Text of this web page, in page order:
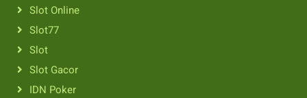
Slot Online
Slot77
Slot
Slot Gacor
IDN Poker